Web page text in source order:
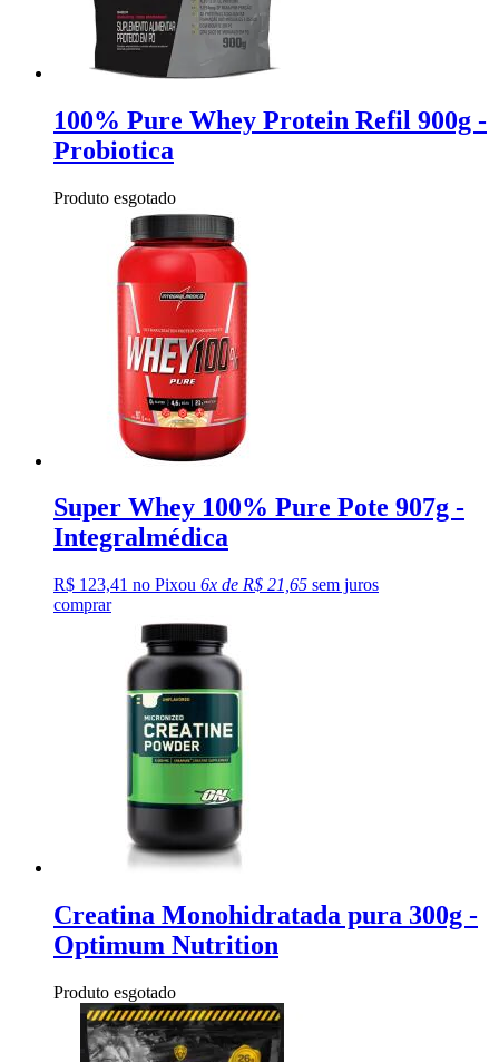
100% Pure Whey Protein Refil 900g -
Probiotica
Produto esgotado
Super Whey 100% Pure Pote 907g -
Integralmédica
R$ 123,41 no Pixou 6x de R$ 21,65 sem juros
comprar
Creatina Monohidratada pura 300g -
Optimum Nutrition
Produto esgotado